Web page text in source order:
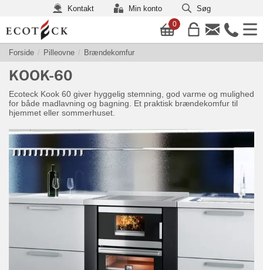
Kontakt Min konto Søg
0
Forside Pilleovne Brændekomfur
KOOK-60
Ecoteck Kook 60 giver hyggelig stemning, god varme og mulighed
for både madlavning og bagning. Et praktisk brændekomfur til
hjemmet eller sommerhuset.